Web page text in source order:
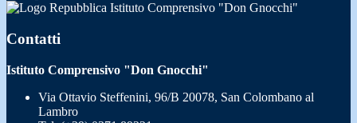
Istituto Comprensivo "Don Gnocchi"
Contatti
Istituto Comprensivo "Don Gnocchi"
Via Ottavio Steffenini, 96/B 20078, San Colombano al
Lambro